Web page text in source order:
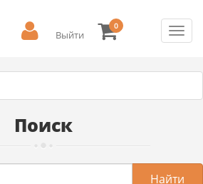
Выйти
0
Поиск